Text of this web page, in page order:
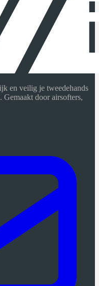
en veilig je tweedehands
door airsofters,